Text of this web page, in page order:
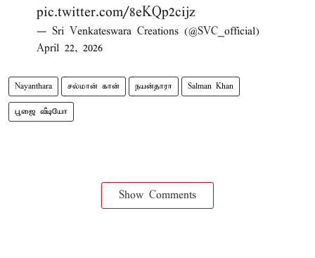
pic.twitter.com/8eKQp2cijz
— Sri Venkateswara Creations (@SVC_official)
April 22, 2026
Nayanthara சல்மான் கான் நயன்தாரா Salman Khan
பூஜை வீடியோ
Show Comments